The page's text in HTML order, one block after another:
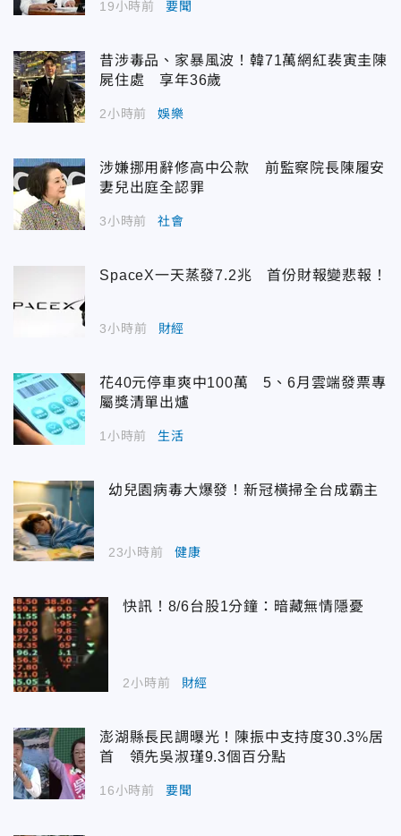
19小時前 要聞
昔涉毒品、家暴風波！韓71萬網紅裴寅圭陳
屍住處 享年36歲
2小時前 娛樂
涉嫌挪用辭修高中公款 前監察院長陳履安
妻兒出庭全認罪
3小時前 社會
SpaceX一天蒸發7.2兆 首份財報變悲報！
3小時前 財經
花40元停車爽中100萬 5、6月雲端發票專
屬獎清單出爐
1小時前 生活
幼兒園病毒大爆發！新冠橫掃全台成霸主
23小時前 健康
快訊！8/6台股1分鐘：暗藏無情隱憂
2小時前 財經
澎湖縣長民調曝光！陳振中支持度30.3%居
首 領先吳淑瑾9.3個百分點
16小時前 要聞